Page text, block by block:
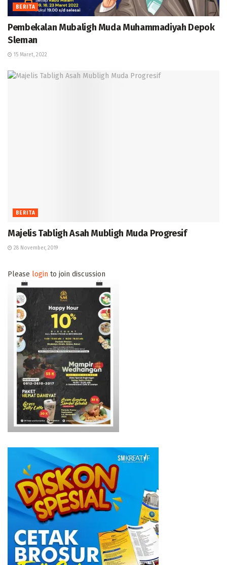
BERITA
Pembekalan Mubaligh Muda Muhammadiyah Depok
Sleman
15 Maret, 2022
BERITA
Majelis Tabligh Asah Mubligh Muda Progresif
28 November, 2019
Please login to join discussion